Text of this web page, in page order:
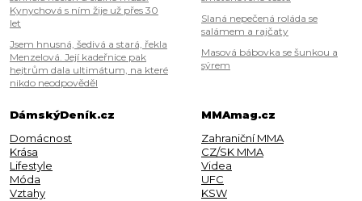
Kynychová s ním žije už přes 30
let
Jsem hnusná, šedivá a stará, řekla
Menzelová. Její kadeřnice pak
hejtrům dala ultimátum, na které
nikdo neodpověděl
Slaná nepečená roláda se
salámem a rajčaty
Masová bábovka se šunkou a
sýrem
DámskýDeník.cz
Domácnost
Krása
Lifestyle
Móda
Vztahy
MMAmag.cz
Zahraniční MMA
CZ/SK MMA
Videa
UFC
KSW